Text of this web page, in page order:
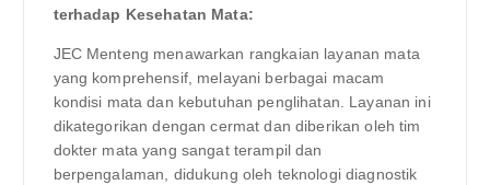
terhadap Kesehatan Mata:
JEC Menteng menawarkan rangkaian layanan mata
yang komprehensif, melayani berbagai macam
kondisi mata dan kebutuhan penglihatan. Layanan ini
dikategorikan dengan cermat dan diberikan oleh tim
dokter mata yang sangat terampil dan
berpengalaman, didukung oleh teknologi diagnostik